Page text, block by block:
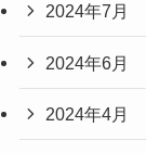
2024年7月
2024年6月
2024年4月